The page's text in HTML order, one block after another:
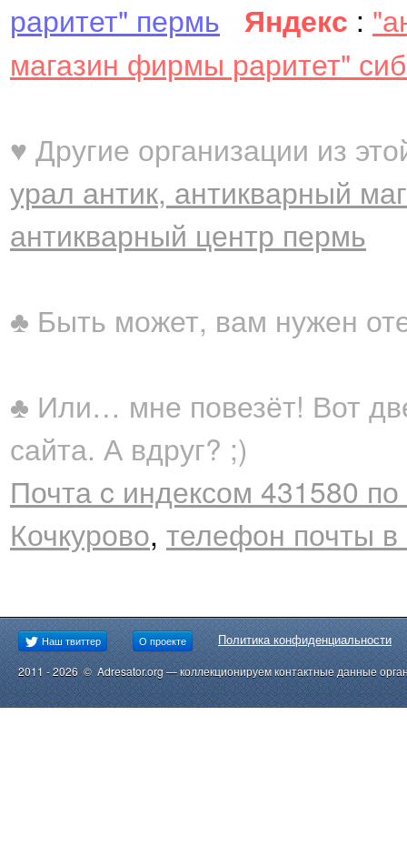
раритет" пермь Яндекс :
магазин фирмы раритет"
♥ Другие организации из
урал антик, антикварный
антикварный центр пермь
♣ Быть может, вам нужен
♣ Или… мне повезёт! Вот
сайта. А вдруг? ;)
Почта c индексом 431580
Кочкурово, телефон почты
Наш твиттер О проекте Политика конфиденциальности
2011 - 2026 © Adresator.org — коллекционируем контактные данные